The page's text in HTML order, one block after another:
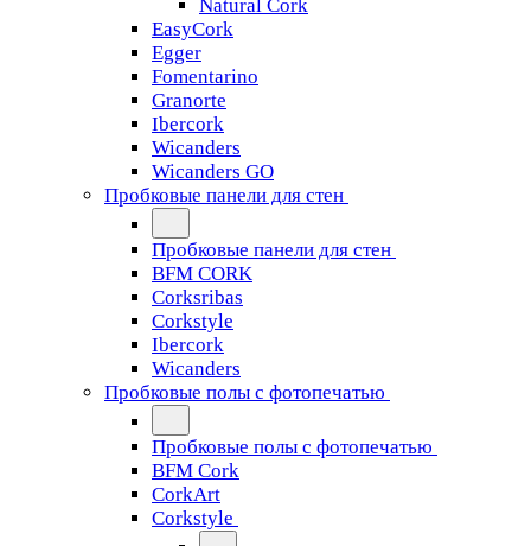
Natural Cork
EasyCork
Egger
Fomentarino
Granorte
Ibercork
Wicanders
Wicanders GO
Пробковые панели для стен
Пробковые панели для стен
BFM CORK
Corksribas
Corkstyle
Ibercork
Wicanders
Пробковые полы с фотопечатью
Пробковые полы с фотопечатью
BFM Cork
CorkArt
Corkstyle